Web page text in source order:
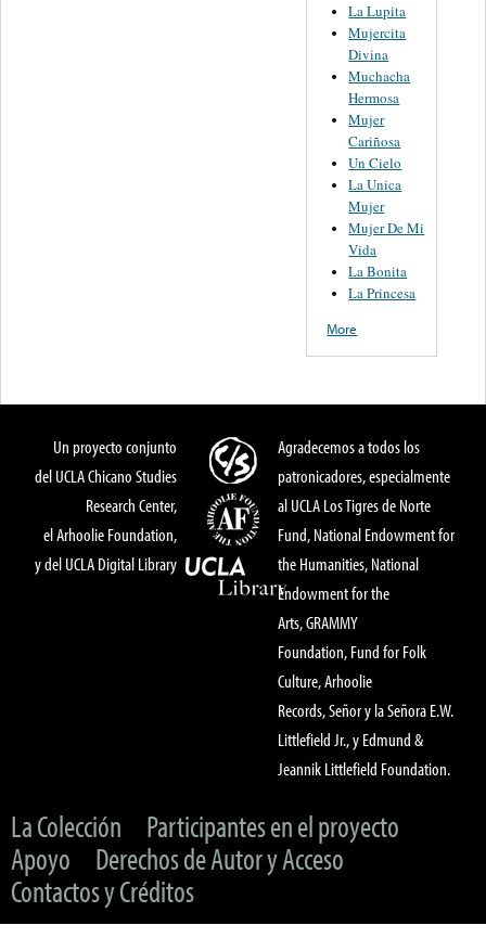
La Lupita
Mujercita
Divina
Muchacha
Hermosa
Mujer
Cariñosa
Un Cielo
La Unica
Mujer
Mujer De Mi
Vida
La Bonita
La Princesa
More
Un proyecto conjunto
del UCLA Chicano Studies
Research Center,
el Arhoolie Foundation,
y del UCLA Digital Library
Agradecemos a todos los
patronicadores, especialmente
al UCLA Los Tigres de Norte
Fund, National Endowment for
the Humanities, National
Endowment for the
Arts, GRAMMY
Foundation, Fund for Folk
Culture, Arhoolie
Records, Señor y la Señora E.W.
Littlefield Jr., y Edmund &
Jeannik Littlefield Foundation.
La Colección
Participantes en el proyecto
Apoyo
Derechos de Autor y Acceso
Contactos y Créditos